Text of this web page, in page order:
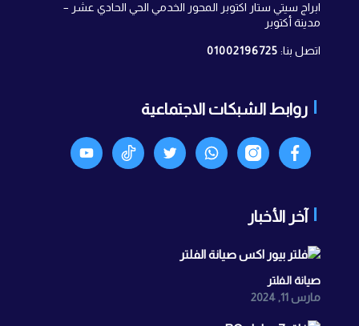
ابراج سيتي ستار اكتوبر المحور الخدمي الحي الحادي عشر –
مدينة أكتوبر
اتصل بنا: 01002196725
روابط الشبكات الاجتماعية
Facebookانستجرامواتساب X
TikTok
Youtyube
آخر الأخبار
صيانة الفلتر
مارس 11, 2024